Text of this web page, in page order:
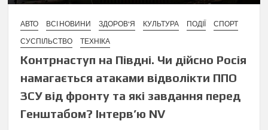
АВТО ВСІ НОВИНИ ЗДОРОВ'Я КУЛЬТУРА ПОДІЇ
СПОРТ
СУСПІЛЬСТВО
ТЕХНІКА
Контрнаступ на Півдні. Чи дійсно Росія
намагається атаками відволікти ППО
ЗСУ від фронту та які завдання перед
Генштабом? Інтерв’ю NV